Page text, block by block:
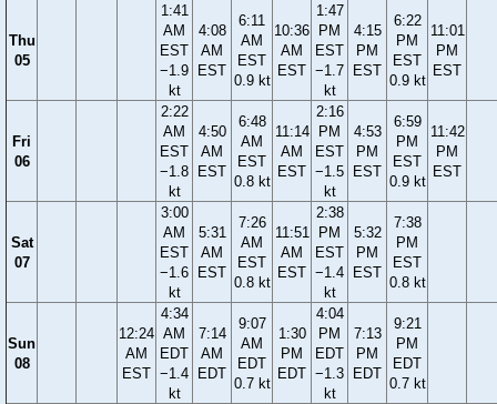
Thu
05
1:41
AM
EST
−1.9
kt
4:08
AM
EST
6:11
AM
EST
0.9 kt
10:36
AM
EST
1:47
PM
EST
−1.7
kt
4:15
PM
EST
6:22
PM
EST
0.9 kt
11:01
PM
EST
Fri
06
2:22
AM
EST
−1.8
kt
4:50
AM
EST
6:48
AM
EST
0.8 kt
11:14
AM
EST
2:16
PM
EST
−1.5
kt
4:53
PM
EST
6:59
PM
EST
0.9 kt
11:42
PM
EST
Sat
07
3:00
AM
EST
−1.6
kt
5:31
AM
EST
7:26
AM
EST
0.8 kt
11:51
AM
EST
2:38
PM
EST
−1.4
kt
5:32
PM
EST
7:38
PM
EST
0.8 kt
Sun
08
12:24
AM
EST
4:34
AM
EDT
−1.4
kt
7:14
AM
EDT
9:07
AM
EDT
0.7 kt
1:30
PM
EDT
4:04
PM
EDT
−1.3
kt
7:13
PM
EDT
9:21
PM
EDT
0.7 kt